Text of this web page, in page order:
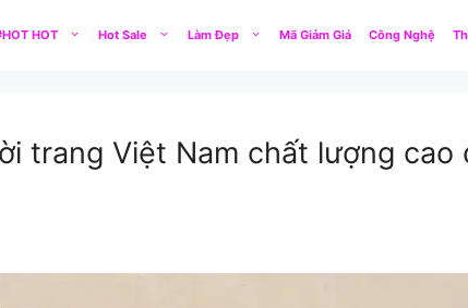
HOT Hot Sale Làm Đẹp Mã Giảm Giá Công Nghệ
trang Việt Nam chất lượng